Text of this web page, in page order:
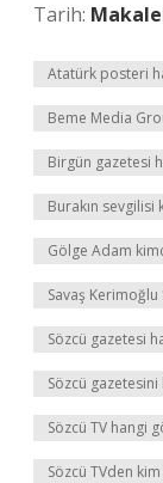
Tarih:
Atatürk posteri
Beme Media
Birgün gazetesi
Burakın sevgilisi
Gölge Adam
Savaş Kerimoğlu
Sözcü gazetesi
Sözcü gazetesini
Sözcü TV hangi
Sözcü TVden